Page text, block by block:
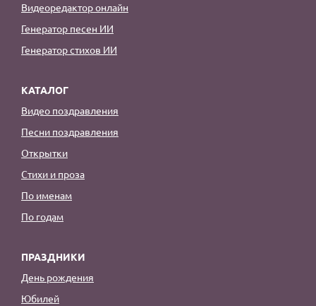
Видеоредактор онлайн
Генератор песен ИИ
Генератор стихов ИИ
КАТАЛОГ
Видео поздравления
Песни поздравления
Открытки
Стихи и проза
По именам
По годам
ПРАЗДНИКИ
День рождения
Юбилей